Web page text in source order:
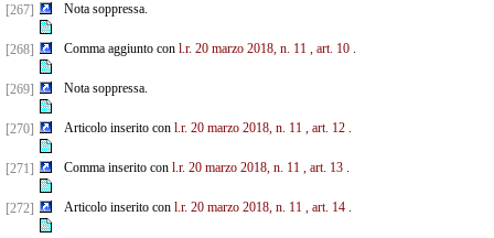
[267] Nota soppressa.
[268] Comma aggiunto con l.r. 20 marzo 2018, n. 11 , art. 10.
[269] Nota soppressa.
[270] Articolo inserito con l.r. 20 marzo 2018, n. 11 , art. 12.
[271] Comma inserito con l.r. 20 marzo 2018, n. 11 , art. 13.
[272] Articolo inserito con l.r. 20 marzo 2018, n. 11 , art. 14.